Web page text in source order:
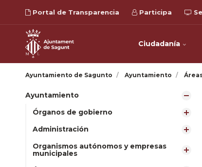
Portal de Transparencia Participa
Ciudadanía
Ayuntamiento de Sagunto Ayuntamiento
Ayuntamiento
Órganos de gobierno
Administración
Organismos autónomos y empresas
municipales